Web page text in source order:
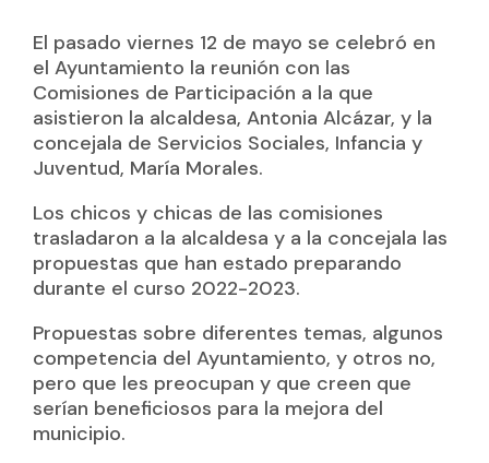
El pasado viernes 12 de mayo se celebró en
el Ayuntamiento la reunión con las
Comisiones de Participación a la que
asistieron la alcaldesa, Antonia Alcázar, y la
concejala de Servicios Sociales, Infancia y
Juventud, María Morales.
Los chicos y chicas de las comisiones
trasladaron a la alcaldesa y a la concejala las
propuestas que han estado preparando
durante el curso 2022-2023.
Propuestas sobre diferentes temas, algunos
competencia del Ayuntamiento, y otros no,
pero que les preocupan y que creen que
serían beneficiosos para la mejora del
municipio.